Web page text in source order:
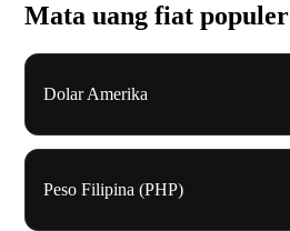
Mata uang fiat populer
Dolar Amerika
Peso Filipina (PHP)